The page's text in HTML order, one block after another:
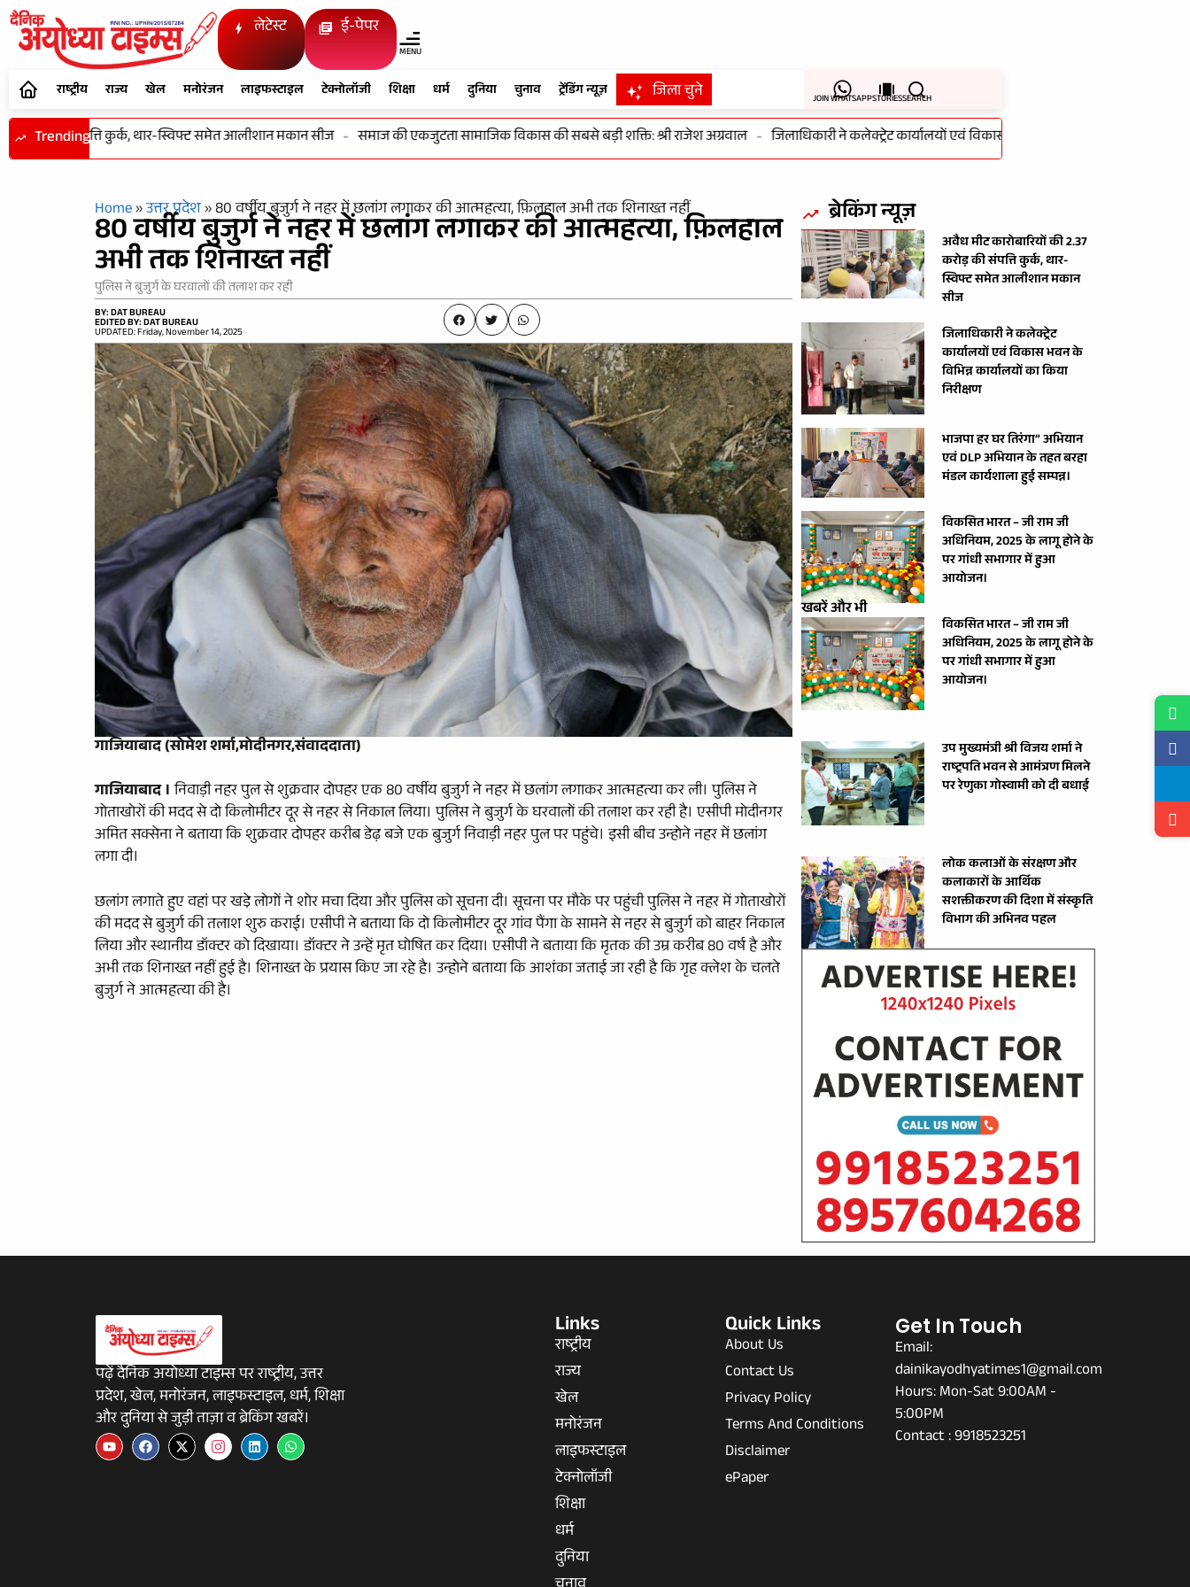
लेटेस्ट ई-पेपर
MENU
राष्ट्रीय राज्य खेल मनोरंजन लाइफस्टाइल टेक्नोलॉजी शिक्षा धर्म दुनिया चुनाव ट्रेंडिंग न्यूज़ जिला चुने JOIN WHATSAPPSTORIESSEARCH
Trending
करोड़ की संपत्ति कुर्क, थार-स्विफ्ट समेत आलीशान मकान सीज - समाज की एकजुटता सामाजिक विकास की सबसे बड़ी शक्ति: श्री राजेश अग्रवाल - जिलाधिकारी ने कलेक्ट्रेट कार्यालयों एवं विकास भवन के विभिन्न कार्यालयों का किया
Home»उत्तर प्रदेश»80 वर्षीय बुजुर्ग ने नहर में छलांग लगाकर की आत्महत्या, फ़िलहाल अभी तक शिनाख्त नहीं
80 वर्षीय बुजुर्ग ने नहर में छलांग लगाकर की आत्महत्या, फ़िलहाल
अभी तक शिनाख्त नहीं
पुलिस ने बुजुर्ग के घरवालों की तलाश कर रही
BY: DAT BUREAU
EDITED BY: DAT BUREAU
UPDATED: Friday, November 14, 2025
गाजियाबाद (सोमेश शर्मा,मोदीनगर,संवाददाता)
गाजियाबाद ।निवाड़ी नहर पुल से शुक्रवार दोपहर एक 80 वर्षीय बुजुर्ग ने नहर में छलांग लगाकर आत्महत्या कर ली। पुलिस ने
गोताखोरों की मदद से दो किलोमीटर दूर से नहर से निकाल लिया। पुलिस ने बुजुर्ग के घरवालों की तलाश कर रही है। एसीपी मोदीनगर
अमित सक्सेना ने बताया कि शुक्रवार दोपहर करीब डेढ़ बजे एक बुजुर्ग निवाड़ी नहर पुल पर पहुंचे। इसी बीच उन्होने नहर में छलांग
लगा दी।
छलांग लगाते हुए वहां पर खडे़ लोगों ने शोर मचा दिया और पुलिस को सूचना दी। सूचना पर मौके पर पहुंची पुलिस ने नहर में गोताखोरों
की मदद से बुजुर्ग की तलाश शुरु कराई। एसीपी ने बताया कि दो किलोमीटर दूर गांव पैंगा के सामने से नहर से बुजुर्ग को बाहर निकाल
लिया और स्थानीय डॉक्टर को दिखाया। डॉक्टर ने उन्हें मृत घोषित कर दिया। एसीपी ने बताया कि मृतक की उम्र करीब 80 वर्ष है और
अभी तक शिनाख्त नहीं हुई है। शिनाख्त के प्रयास किए जा रहे है। उन्होने बताया कि आशंका जताई जा रही है कि गृह क्लेश के चलते
बुजुर्ग ने आत्महत्या की है।
ब्रेकिंग न्यूज़
अवैध मीट कारोबारियों की 2.37
करोड़ की संपत्ति कुर्क, थार-
स्विफ्ट समेत आलीशान मकान
सीज
जिलाधिकारी ने कलेक्ट्रेट
कार्यालयों एवं विकास भवन के
विभिन्न कार्यालयों का किया
निरीक्षण
भाजपा हर घर तिरंगा” अभियान
एवं DLP अभियान के तहत बरहा
मंडल कार्यशाला हुई सम्पन्न।
विकसित भारत – जी राम जी
अधिनियम, 2025 के लागू होने के
पर गांधी सभागार में हुआ
आयोजन।
खबरें और भी
विकसित भारत – जी राम जी
अधिनियम, 2025 के लागू होने के
पर गांधी सभागार में हुआ
आयोजन।
उप मुख्यमंत्री श्री विजय शर्मा ने
राष्ट्रपति भवन से आमंत्रण मिलने
पर रेणुका गोस्वामी को दी बधाई
लोक कलाओं के संरक्षण और
कलाकारों के आर्थिक
सशक्तीकरण की दिशा में संस्कृति
विभाग की अभिनव पहल
पढ़ें दैनिक अयोध्या टाइम्स पर राष्ट्रीय, उत्तर
प्रदेश, खेल, मनोरंजन, लाइफस्टाइल, धर्म, शिक्षा
और दुनिया से जुड़ी ताज़ा व ब्रेकिंग खबरें।
Links
राष्ट्रीय
राज्य
खेल
मनोरंजन
लाइफस्टाइल
टेक्नोलॉजी
शिक्षा
धर्म
दुनिया
Quick Links
About Us
Contact Us
Privacy Policy
Terms And Conditions
Disclaimer
ePaper
Get In Touch
Email:
dainikayodhyatimes1@gmail.com
Hours: Mon-Sat 9:00AM -
5:00PM
Contact : 9918523251